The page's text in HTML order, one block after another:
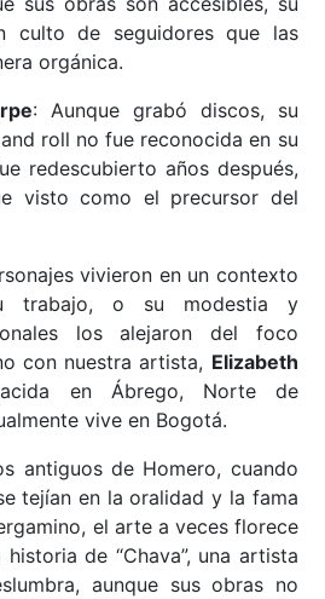
culto de seguidores que las
orgánica.
: Aunque grabó discos, su
roll no fue reconocida en su
redescubierto años después,
visto como el precursor del
vivieron en un contexto
trabajo, o su modestia y
los alejaron del foco
con nuestra artista, Elizabeth
en Ábrego, Norte de
vive en Bogotá.
antiguos de Homero, cuando
tejían en la oralidad y la fama
el arte a veces florece
de “Chava”, una artista
aunque sus obras no